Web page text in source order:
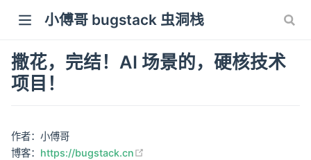
小傅哥 bugstack 虫洞栈
撒花，完结！AI 场景的，硬核技术
项目！
作者：小傅哥
博客： https://bugstack.cn